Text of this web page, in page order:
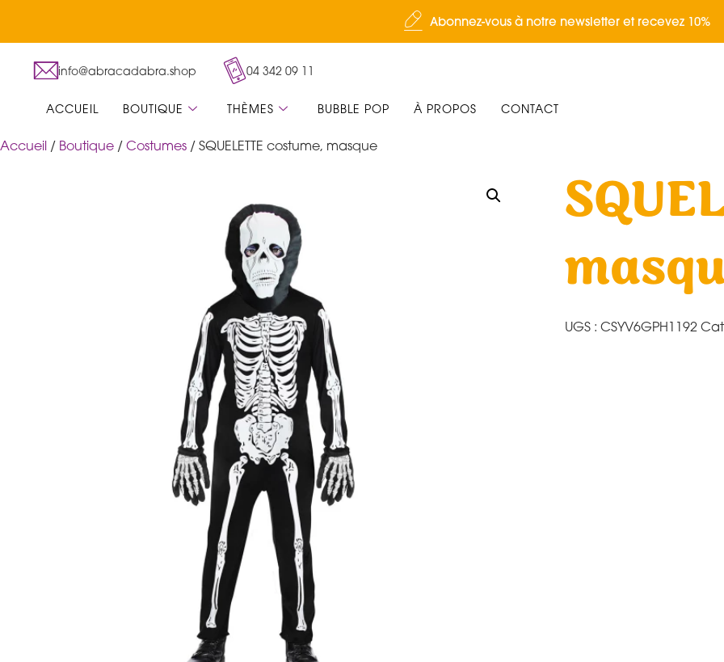
Abonnez-vous à notre newsletter et recevez 10%
info@abracadabra.shop 04 342 09 11
ACCUEIL BOUTIQUE THÈMES BUBBLE POP À PROPOS CONTACT
Accueil / Boutique / Costumes / SQUELETTE costume, masque
UGS : CSYV6GPH1192